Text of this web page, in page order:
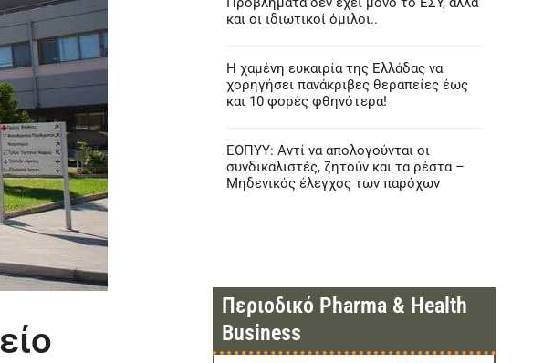
και οι ιδιωτικοί όμιλοι..
Η χαμένη ευκαιρία της Ελλάδας να
χορηγήσει πανάκριβες θεραπείες έως
και 10 φορές φθηνότερα!
ΕΟΠΥΥ: Αντί να απολογούνται οι
συνδικαλιστές, ζητούν και τα ρέστα –
Μηδενικός έλεγχος των παρόχων
Περιοδικό Pharma & Health
Business